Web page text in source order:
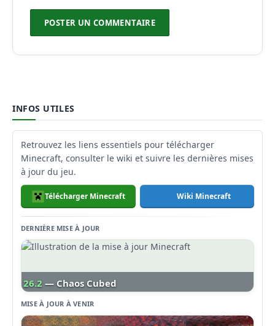
INFOS UTILES
Retrouvez les liens essentiels pour télécharger
Minecraft, consulter le wiki et suivre les dernières mises
à jour du jeu.
Télécharger Minecraft Wiki Minecraft
DERNIÈRE MISE À JOUR
26.2 — Chaos Cubed
MISE À JOUR À VENIR